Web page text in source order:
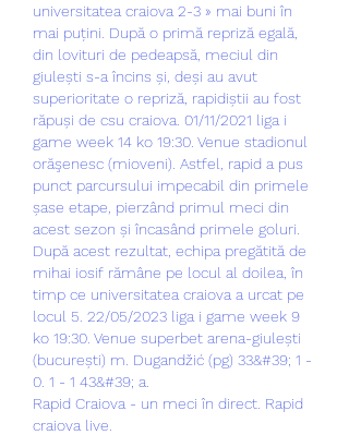
universitatea craiova 2-3 » mai buni în
mai puțini. După o primă repriză egală,
din lovituri de pedeapsă, meciul din
giulești s-a încins și, deși au avut
superioritate o repriză, rapidiștii au fost
răpuși de csu craiova. 01/11/2021 liga i
game week 14 ko 19:30. Venue stadionul
orăşenesc (mioveni). Astfel, rapid a pus
punct parcursului impecabil din primele
șase etape, pierzând primul meci din
acest sezon și încasând primele goluri.
După acest rezultat, echipa pregătită de
mihai iosif rămâne pe locul al doilea, în
timp ce universitatea craiova a urcat pe
locul 5. 22/05/2023 liga i game week 9
ko 19:30. Venue superbet arena-giulești
(bucurești) m. Dugandžić (pg) 33&#39; 1 -
0. 1 - 1 43&#39; a.
Rapid Craiova - un meci în direct. Rapid
craiova live.